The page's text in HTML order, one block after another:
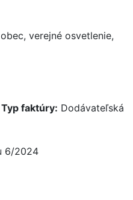
verejné osvetlenie,
Typ faktúry: Dodávateľská
6/2024